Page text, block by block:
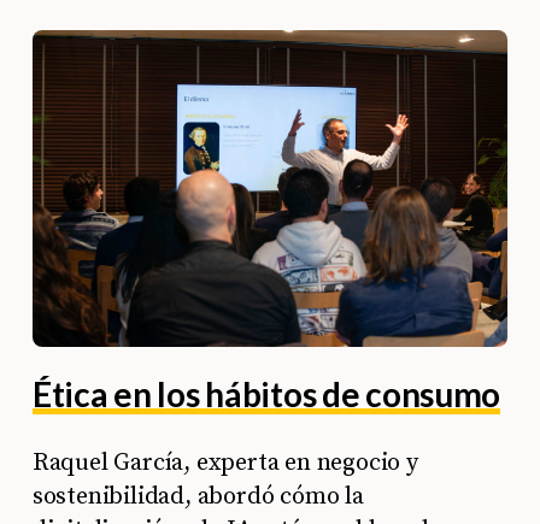
Ética en los hábitos de consumo
Raquel García, experta en negocio y
sostenibilidad, abordó cómo la